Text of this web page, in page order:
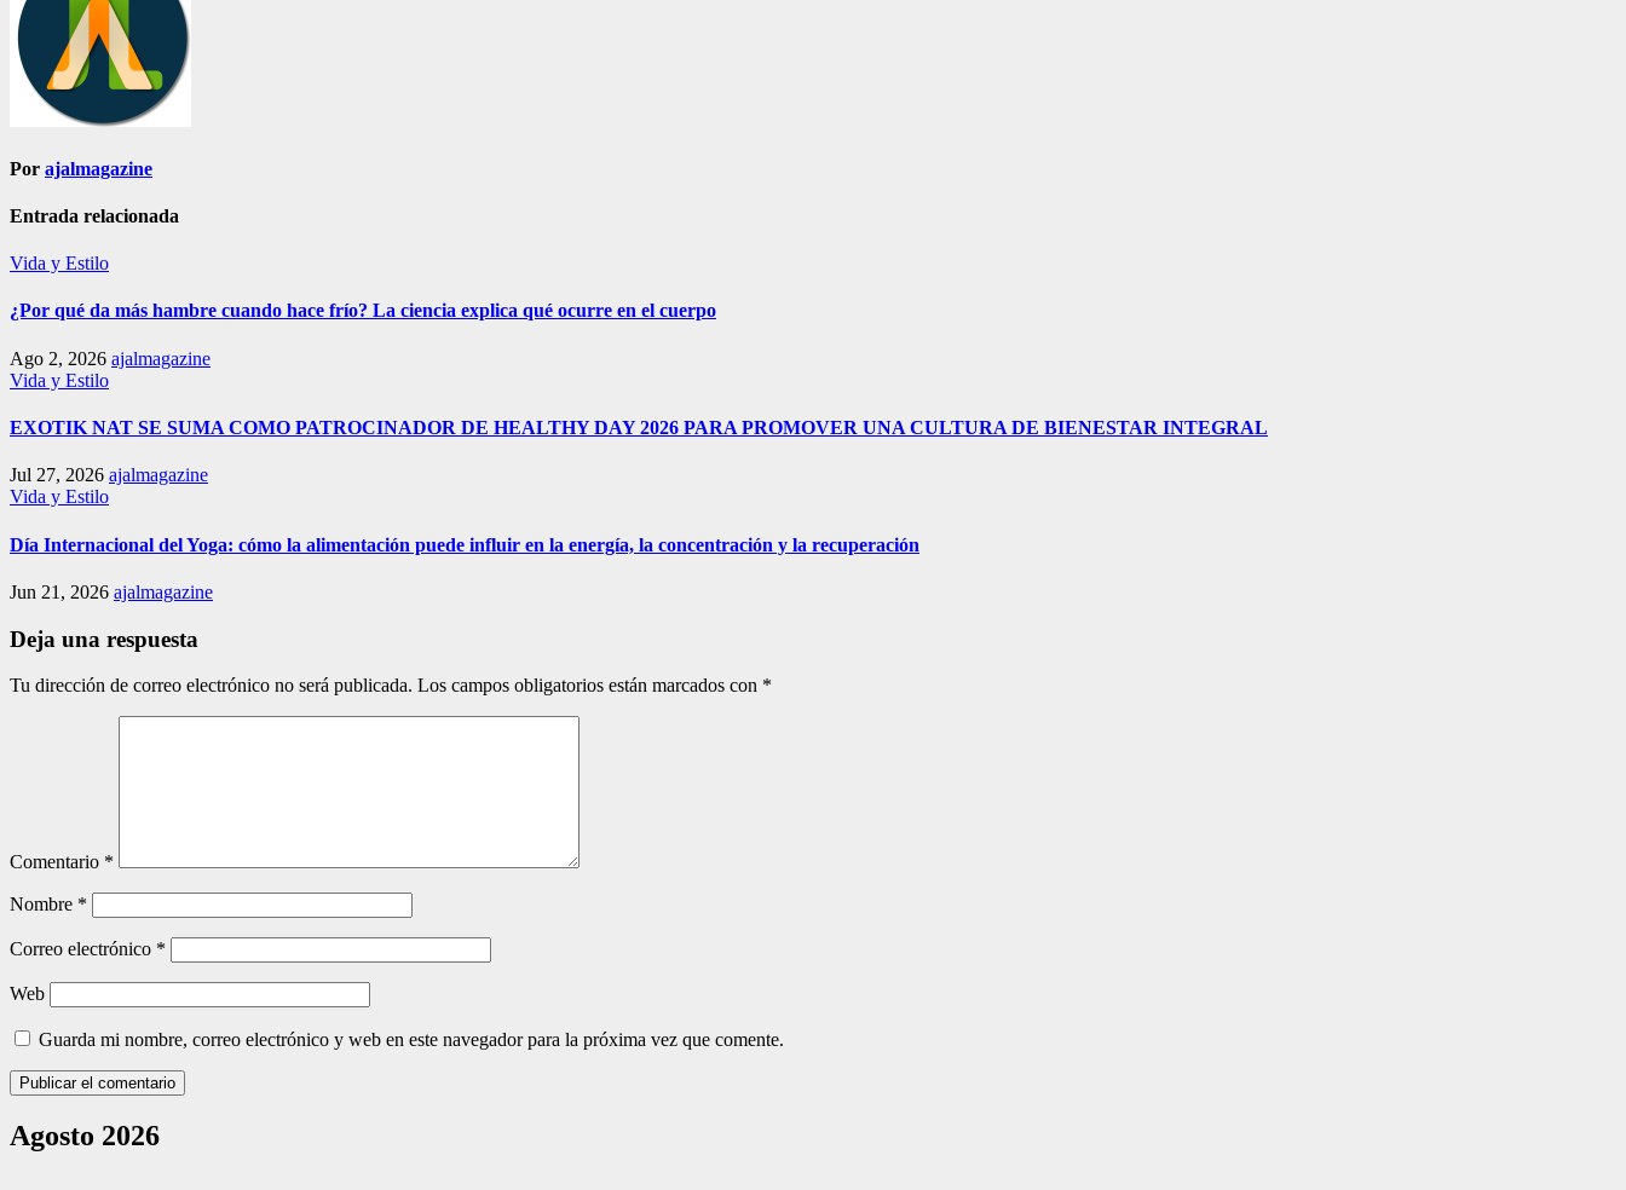
Por ajalmagazine
Entrada relacionada
Vida y Estilo
¿Por qué da más hambre cuando hace frío? La ciencia explica qué ocurre en el cuerpo
Ago 2, 2026 ajalmagazine
Vida y Estilo
EXOTIK NAT SE SUMA COMO PATROCINADOR DE HEALTHY DAY 2026 PARA PROMOVER UNA CULTURA DE BIENESTAR INTEGRAL
Jul 27, 2026 ajalmagazine
Vida y Estilo
Día Internacional del Yoga: cómo la alimentación puede influir en la energía, la concentración y la recuperación
Jun 21, 2026 ajalmagazine
Deja una respuesta
Tu dirección de correo electrónico no será publicada. Los campos obligatorios están marcados con *
Comentario *
Nombre *
Correo electrónico *
Web
Guarda mi nombre, correo electrónico y web en este navegador para la próxima vez que comente.
Agosto 2026